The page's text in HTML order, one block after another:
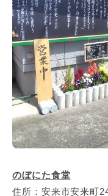
のぼにた食堂
住所：安来市安来町